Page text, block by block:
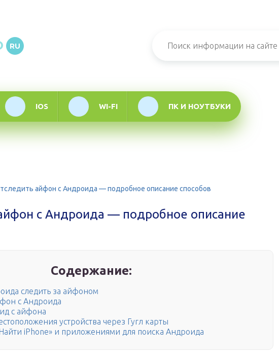
RU
IOS WI-FI ПК И НОУТБУКИ
айфон с Андроида — подробное описание способов
с Андроида — подробное описание
Содержание:
следить за айфоном
с Андроида
с айфона
устройства через Гугл карты
iPhone» и приложениями для поиска Андроида